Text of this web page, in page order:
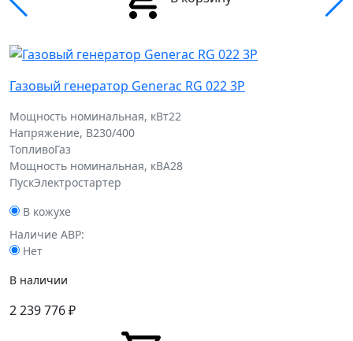
Газовый генератор Generac RG 022 3P
Мощность номинальная, кВт22
Напряжение, В230/400
ТопливоГаз
Мощность номинальная, кВА28
ПускЭлектростартер
В кожухе
Наличие АВР:
Нет
В наличии
2 239 776₽